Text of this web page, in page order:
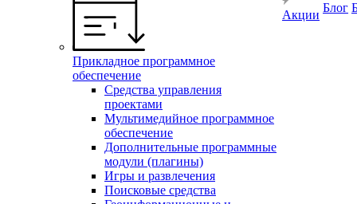
Прикладное программное
обеспечение
Средства управления
проектами
Мультимедийное программное
обеспечение
Дополнительные программные
модули (плагины)
Игры и развлечения
Поисковые средства
Акции
Блог